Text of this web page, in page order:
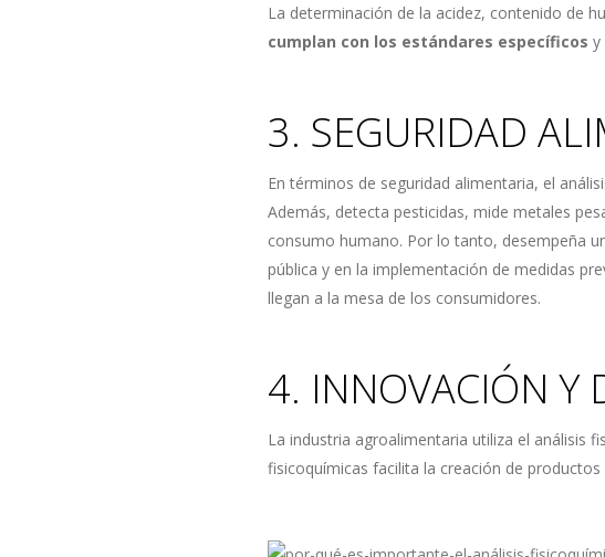
La determinación de la acidez, contenido de
cumplan con los estándares específicos y
3. SEGURIDAD
En términos de seguridad alimentaria, el
Además, detecta pesticidas, mide metales
consumo humano. Por lo tanto, desempeña
pública y en la implementación de medidas
llegan a la mesa de los consumidores.
4. INNOVACIÓN Y
La industria agroalimentaria utiliza el análisis
fisicoquímicas facilita la creación de